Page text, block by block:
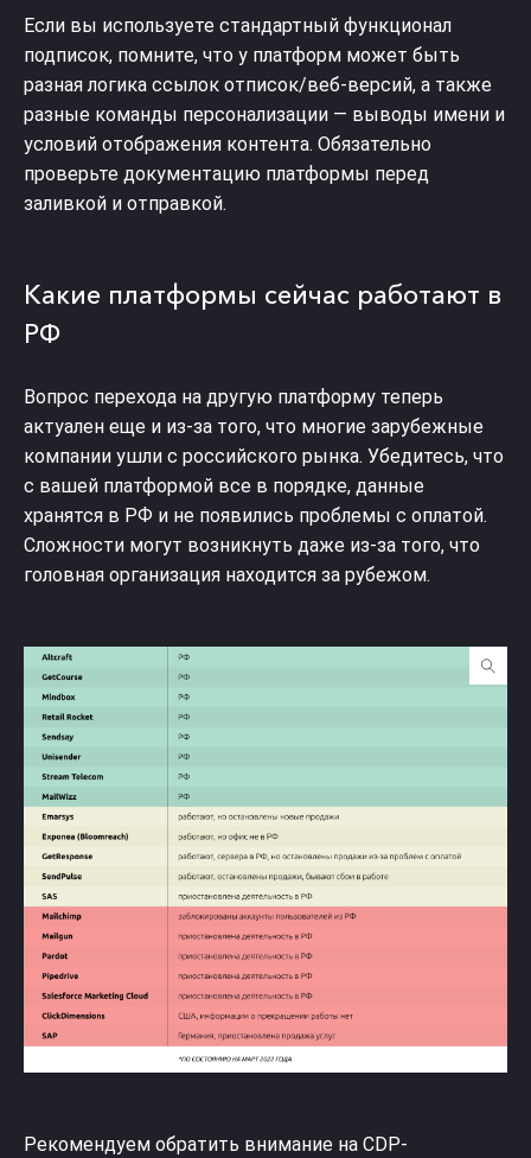
Если вы используете стандартный функционал
подписок, помните, что у платформ может быть
разная логика ссылок отписок/веб-версий, а также
разные команды персонализации — выводы имени и
условий отображения контента. Обязательно
проверьте документацию платформы перед
заливкой и отправкой.
Какие платформы сейчас работают в
РФ
Вопрос перехода на другую платформу теперь
актуален еще и из-за того, что многие зарубежные
компании ушли с российского рынка. Убедитесь, что
с вашей платформой все в порядке, данные
хранятся в РФ и не появились проблемы с оплатой.
Сложности могут возникнуть даже из-за того, что
головная организация находится за рубежом.
Рекомендуем обратить внимание на CDP-